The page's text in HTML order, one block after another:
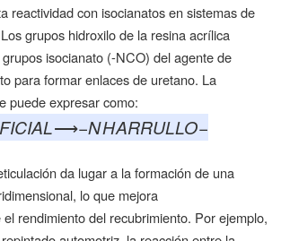
reactividad con isocianatos en sistemas de
grupos hidroxilo de la resina acrílica
isocianato (-NCO) del agente de
para formar enlaces de uretano. La
puede expresar como:
⟶−NHARRULLO−
da lugar a la formación de una
lo que mejora
rendimiento del recubrimiento. Por ejemplo,